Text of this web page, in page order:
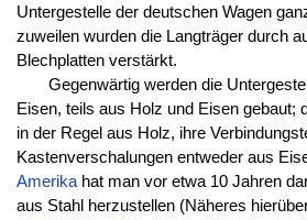
Untergestelle der deutschen Wagen
zuweilen wurden die Langträger durch
Blechplatten verstärkt.
Gegenwärtig werden die
Eisen, teils aus Holz und Eisen gebaut;
in der Regel aus Holz, ihre
Kastenverschalungen entweder aus
Amerikahat man vor etwa 10 Jahren
aus Stahl herzustellen (Näheres